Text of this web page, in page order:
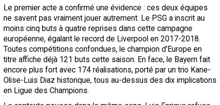
Le premier acte a confirmé une évidence : ces deux équipes
ne savent pas vraiment jouer autrement. Le PSG a inscrit au
moins cinq buts à quatre reprises dans cette campagne
européenne, égalant le record de Liverpool en 2017-2018.
Toutes compétitions confondues, le champion d'Europe en
titre affiche déjà 121 buts cette saison. En face, le Bayern fait
encore plus fort avec 174 réalisations, porté par un trio Kane-
Olise-Luis Diaz historique, tous au-dessus des dix implications
en Ligue des Champions.